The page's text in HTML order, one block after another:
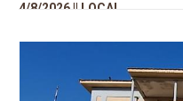
4/8/2026 || LOCAL